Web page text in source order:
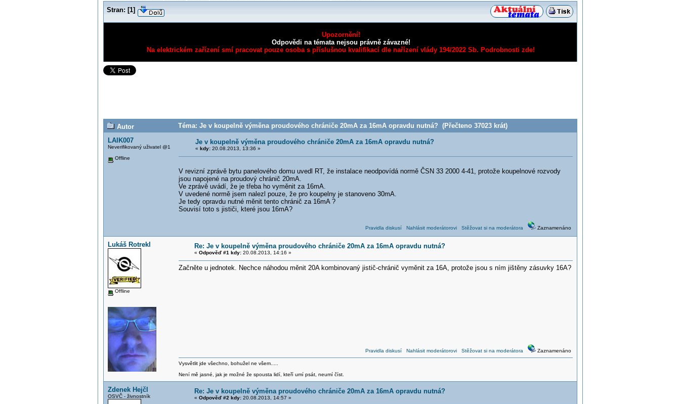
Stran: [1]
Upozornění!
Odpovědi na témata nejsou právně závazné!
Na elektrickém zařízení smí pracovat pouze osoba s příslušnou kvalifikací dle nařízení vlády 194/2022 Sb. Podrobnosti zde!
Autor
Téma: Je v koupelně výměna proudového chrániče 20mA za 16mA opravdu nutná? (Přečteno 37023 krát)
LAIK007
Neverifikovaný uživatel @1
Offline
Je v koupelně výměna proudového chrániče 20mA za 16mA opravdu nutná?
« kdy:20.08.2013, 13:36 »
V revizní zprávě bytu panelového domu uvedl RT, že instalace neodpovídá normě ČSN 33 2000 4-41, protože koupelnové rozvody
jsou napojené na proudový chránič 20mA.
Ve zprávě uvádí, že je třeba ho vyměnit za 16mA.
V uvedené normě jsem nalezl pouze, že pro koupelny je stanoveno 30mA.
Je tedy opravdu nutné měnit tento chránič za 16mA ?
Souvisí toto s jističi, které jsou 16mA?
Pravidla diskusí Nahlásit moderátorovi Stěžovat si na moderátora Zaznamenáno
Lukáš Rotrekl
Offline
Re: Je v koupelně výměna proudového chrániče 20mA za 16mA opravdu nutná?
« Odpověď #1 kdy:20.08.2013, 14:16 »
Začněte u jednotek. Nechce náhodou měnit 20A kombinovaný jistič-chránič vyměnit za 16A, protože jsou s ním jištěny zásuvky 16A?
Pravidla diskusí Nahlásit moderátorovi Stěžovat si na moderátora Zaznamenáno
Vysvětlit jde všechno, bohužel ne všem.....
Není mě jasné, jak je možné že spousta lidí, kteří umí psát, neumí číst.
Zdenek Hejčl
OSVČ - živnostník
Re: Je v koupelně výměna proudového chrániče 20mA za 16mA opravdu nutná?
« Odpověď #2 kdy:20.08.2013, 14:57 »